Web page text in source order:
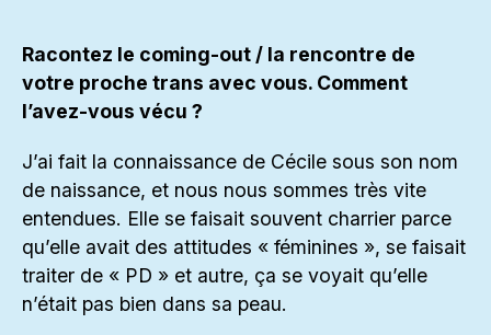
Racontez le coming-out / la rencontre de
votre proche trans avec vous. Comment
l’avez-vous vécu ?
J’ai fait la connaissance de Cécile sous son nom
de naissance, et nous nous sommes très vite
entendues. Elle se faisait souvent charrier parce
qu’elle avait des attitudes « féminines », se faisait
traiter de « PD » et autre, ça se voyait qu’elle
n’était pas bien dans sa peau.